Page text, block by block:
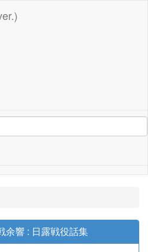
余響 : 日露戦役話集